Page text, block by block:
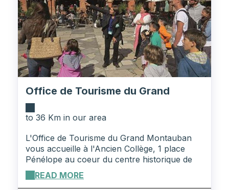
Office de Tourisme du Grand
Montauban
to 36 Km in our area
L'Office de Tourisme du Grand Montauban
vous accueille à l'Ancien Collège, 1 place
Pénélope au coeur du centre historique de
Montauban. Que vous soyez à la recherche
d'un plan du territoire, d'idées de visites
READ MORE